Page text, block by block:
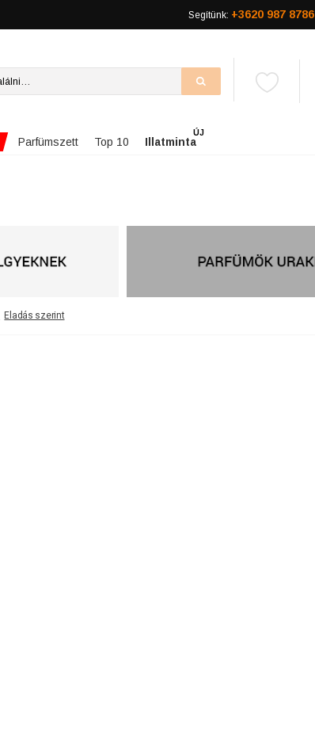
Segítünk: +3620 987 8786
Parfümszett Top 10 Illatminta
ÚJ
Eladás szerint